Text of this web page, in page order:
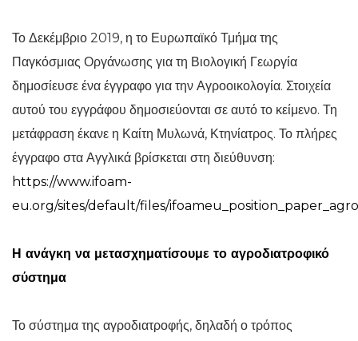
Το Δεκέμβριο 2019, η το Ευρωπαϊκό Τμήμα της
Παγκόσμιας Οργάνωσης για τη Βιολογική Γεωργία
δημοσίευσε ένα έγγραφο για την Αγροοικολογία. Στοιχεία
αυτού του εγγράφου δημοσιεύονται σε αυτό το κείμενο. Τη
μετάφραση έκανε η Καίτη Μυλωνά, Κτηνίατρος. Το πλήρες
έγγραφο στα Αγγλικά βρίσκεται στη διεύθυνση:
https://www.ifoam-
eu.org/sites/default/files/
Η ανάγκη να μετασχηματίσουμε το αγροδιατροφικό
σύστημα
Το σύστημα της αγροδιατροφής, δηλαδή ο τρόπος